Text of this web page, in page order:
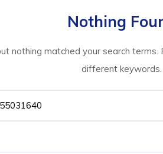
Nothing
nothing matched your search
different keywords.